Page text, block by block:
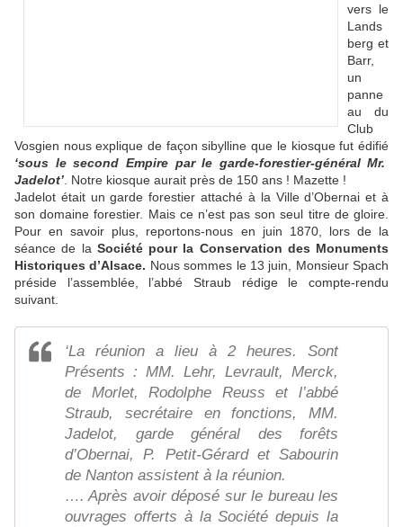
vers le
Lands
berg et
Barr,
un
panne
au du
Club
Vosgien nous explique de façon sibylline que le kiosque fut édifié
‘sous le second Empire par le garde-forestier-général Mr.
Jadelot’ . Notre kiosque aurait près de 150 ans ! Mazette !
Jadelot était un garde forestier attaché à la Ville d’Obernai et à
son domaine forestier. Mais ce n’est pas son seul titre de gloire.
Pour en savoir plus, reportons-nous en juin 1870, lors de la
séance de la Société pour la Conservation des Monuments
Historiques d’Alsace. Nous sommes le 13 juin, Monsieur Spach
préside l’assemblée, l’abbé Straub rédige le compte-rendu
suivant.
‘La réunion a lieu à 2 heures. Sont
Présents : MM. Lehr, Levrault, Merck,
de Morlet, Rodolphe Reuss et l’abbé
Straub, secrétaire en fonctions, MM.
Jadelot, garde général des forêts
d’Obernai, P. Petit-Gérard et Sabourin
de Nanton assistent à la réunion.
…. Après avoir déposé sur le bureau les
ouvrages offerts à la Société depuis la